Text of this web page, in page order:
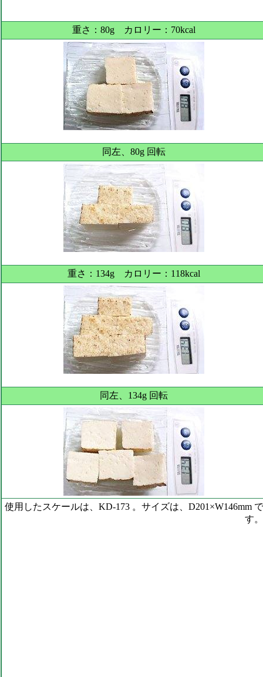
重さ：80g カロリー：70kcal
同左、80g 回転
重さ：134g カロリー：118kcal
同左、134g 回転
使用したスケールは、KD-173 。サイズは、D201×W146mm で
す。